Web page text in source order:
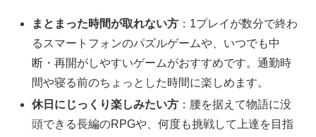
まとまった時間が取れない方 ：1プレイが数分で終わ
るスマートフォンのパズルゲームや、いつでも中
断・再開がしやすいゲームがおすすめです。通勤時
間や寝る前のちょっとした時間に楽しめます。
休日にじっくり楽しみたい方 ：腰を据えて物語に没
頭できる長編のRPGや、何度も挑戦して上達を目指